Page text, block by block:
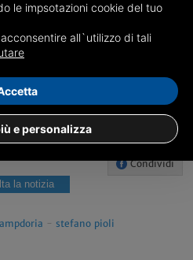
Condividi
la notizia
- stefano pioli
le impsotazioni cookie del tuo
all`utilizzo di tali
e personalizza